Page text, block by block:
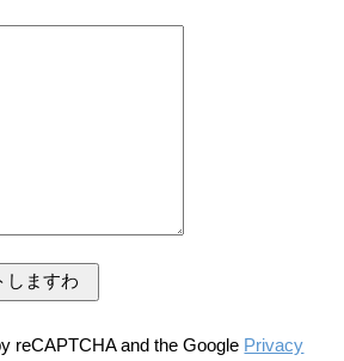
reCAPTCHA and the Google Privacy